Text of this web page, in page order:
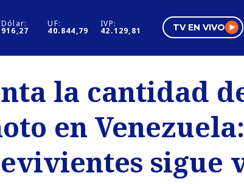
Dólar:
916,27
UF:
40.844,79
IVP:
42.129,81 TV EN VIVO
Negocios
Pura Mujer
la cantidad
en
sigue